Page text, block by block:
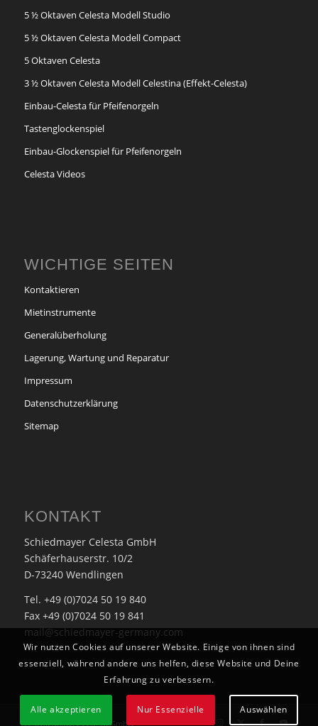
5 ½ Oktaven Celesta Modell Studio
5 ½ Oktaven Celesta Modell Compact
5 Oktaven Celesta
3 ½ Oktaven Celesta Modell Celestina (Effekt-Celesta)
Einbau-Celesta für Pfeifenorgeln
Tastenglockenspiel
Einbau-Glockenspiel für Pfeifenorgeln
Celesta Videos
WICHTIGE SEITEN
Kontaktieren
Mietinstrumente
Generalüberholung
Lagerung, Wartung und Reparatur
Impressum
Datenschutzerklärung
Sitemap
KONTAKT
Schiedmayer Celesta GmbH
Schäferhauserstr. 10/2
D-73240 Wendlingen
Tel. +49 (0)7024 50 19 840
Fax +49 (0)7024 50 19 841
mail@schiedmayer-germany.com
© Schiedmayer Celesta GmbH
Wir nutzen Cookies auf unserer Website. Einige von ihnen sind
essenziell, während andere uns helfen, diese Website und Deine
Erfahrung zu verbessern.
Alle akzeptieren Nur Essenzielle Auswählen